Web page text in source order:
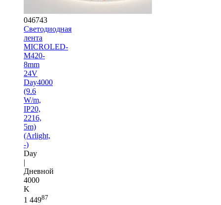
046743
Светодиодная
лента
MICROLED-
M420-
8mm
24V
Day4000
(9.6
W/m,
IP20,
2216,
5m)
(Arlight,
-)
Day
|
Дневной
4000
K
1 44987